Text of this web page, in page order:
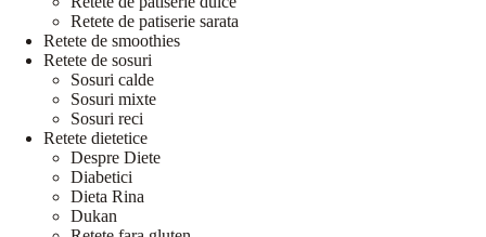
Retete de patiserie sarata
Retete de smoothies
Retete de sosuri
Sosuri calde
Sosuri mixte
Sosuri reci
Retete dietetice
Despre Diete
Diabetici
Dieta Rina
Dukan